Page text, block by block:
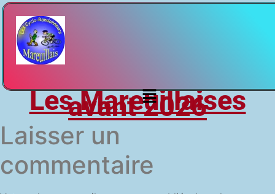
Les Mareuillaises
avant 2026
Laisser un
commentaire